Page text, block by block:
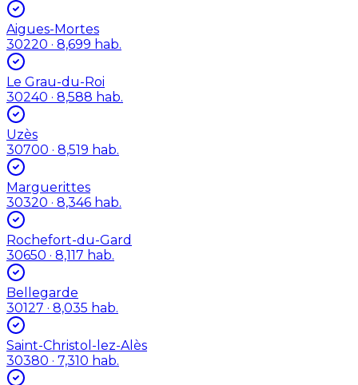
Aigues-Mortes
30220 · 8,699 hab.
Le Grau-du-Roi
30240 · 8,588 hab.
Uzès
30700 · 8,519 hab.
Marguerittes
30320 · 8,346 hab.
Rochefort-du-Gard
30650 · 8,117 hab.
Bellegarde
30127 · 8,035 hab.
Saint-Christol-lez-Alès
30380 · 7,310 hab.